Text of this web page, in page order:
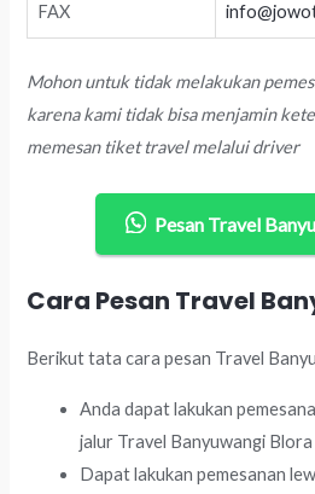
FAX
Mohon untuk tidak melakukan
karena kami tidak bisa menjamin
memesan tiket travel melalui driver
Pesan Travel
Cara Pesan Travel
Berikut tata cara pesan Travel
Anda dapat lakukan
jalur Travel Banyuwangi
Dapat lakukan pemesanan